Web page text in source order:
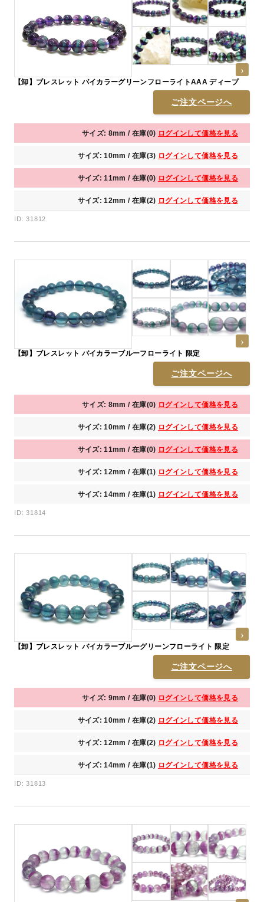
【卸】ブレスレット バイカラーグリーンフローライトAAA ディープ
ご注文ページへ
サイズ: 8mm / 在庫(0) ログインして価格を見る
サイズ: 10mm / 在庫(3) ログインして価格を見る
サイズ: 11mm / 在庫(0) ログインして価格を見る
サイズ: 12mm / 在庫(2) ログインして価格を見る
ID: 31812
【卸】ブレスレット バイカラーブルーフローライト 限定
ご注文ページへ
サイズ: 8mm / 在庫(0) ログインして価格を見る
サイズ: 10mm / 在庫(2) ログインして価格を見る
サイズ: 11mm / 在庫(0) ログインして価格を見る
サイズ: 12mm / 在庫(1) ログインして価格を見る
サイズ: 14mm / 在庫(1) ログインして価格を見る
ID: 31814
【卸】ブレスレット バイカラーブルーグリーンフローライト 限定
ご注文ページへ
サイズ: 9mm / 在庫(0) ログインして価格を見る
サイズ: 10mm / 在庫(2) ログインして価格を見る
サイズ: 12mm / 在庫(2) ログインして価格を見る
サイズ: 14mm / 在庫(1) ログインして価格を見る
ID: 31813